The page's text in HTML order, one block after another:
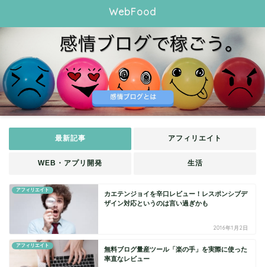
WebFood
最新記事 アフィリエイト
WEB・アプリ開発 生活
アフィリエイト
カエテンジョイを辛口レビュー！レスポンシブデ
ザイン対応というのは言い過ぎかも
2016年1月2日
アフィリエイト
無料ブログ量産ツール「楽の手」を実際に使った
率直なレビュー